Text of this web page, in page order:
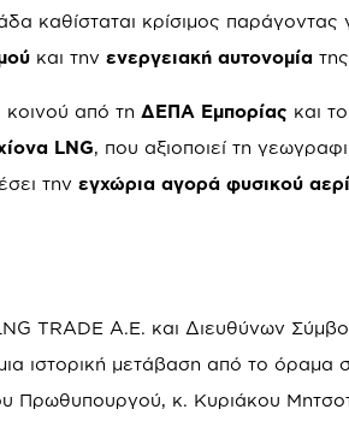
καθίσταται κρίσιμος παράγοντας
και τηνενεργειακή αυτονομία
από τη ΔΕΠΑ Εμπορίας και
LNG, που αξιοποιεί τη
τηνεγχώρια αγορά φυσικού
TRADE Α.Ε. και Διευθύνων
ιστορική μετάβαση από το όραμα
Πρωθυπουργού, κ. Κυριάκου